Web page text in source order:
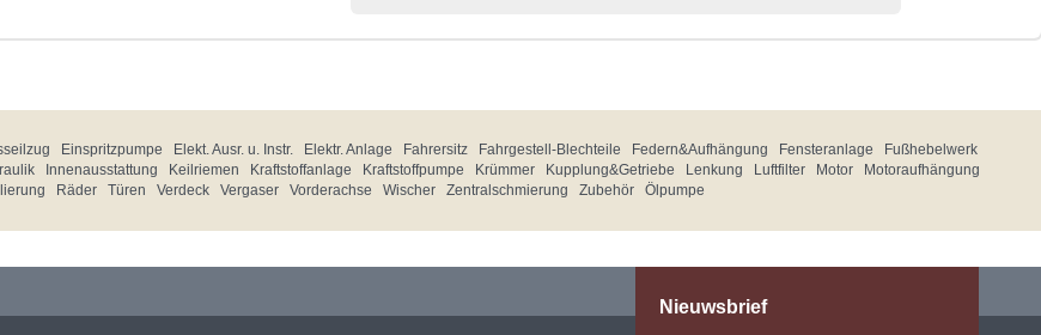
Einspritzpumpe Elekt. Ausr. u. Instr. Elektr. Anlage Fahrersitz Fahrgestell-Blechteile Federn&Aufhängung Fensteranlage
Fußhebelwerk
Innenausstattung Keilriemen Kraftstoffanlage Kraftstoffpumpe Krümmer Kupplung&Getriebe Lenkung Luftfilter Motor
Motoraufhängung
Räder Türen Verdeck Vergaser Vorderachse Wischer Zentralschmierung Zubehör Ölpumpe
Nieuwsbrief